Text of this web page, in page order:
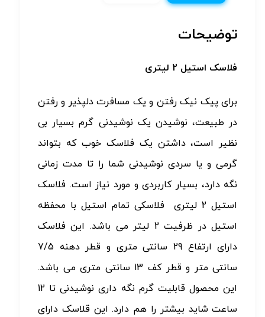
توضیحات
فلاسک استیل 2 لیتری
برای پیک نیک رفتن و یک مسافرت دلپذیر و رفتن
در طبیعت، نوشیدن یک نوشیدنی گرم بسیار بی
نظیر است، داشتن یک فلاسک خوب که بتواند
گرمی و یا سردی نوشیدنی شما را تا مدت زمانی
نگه دارد، بسیار کاربردی و مورد نیاز است. فلاسک
استیل 2 لیتری فلاسکی تمام استیل با محفظه
استیل در ظرفیت 2 لیتر می باشد. این فلاسک
دارای ارتفاع 29 سانتی متری و قطر دهنه 7/5
سانتی متر و قطر کف 13 سانتی متری می باشد.
این محصول قابلیت گرم نگه داری نوشیدنی تا 12
ساعت شاید بیشتر را هم دارد. این قلاسک دارای